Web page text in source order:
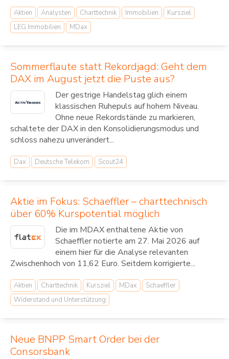
Aktien Analysten Charttechnik Immobilien
Kursziel
LEG Immobilien
MDax
Sommerflaute statt Rekordjagd: Geht dem
DAX im August jetzt die Puste aus?
Der gestrige Handelstag glich einem
klassischen Ruhepuls auf hohem Niveau.
Ohne neue Rekordstände zu markieren,
schaltete der DAX in den Konsolidierungsmodus und
schloss nahezu unverändert...
Dax Deutsche Telekom Scout24
Aktie im Fokus: Schaeffler – charttechnisch
über 60% Kurspotential möglich
Die im MDAX enthaltene Aktie von
Schaeffler notierte am 27. Mai 2026 auf
einem hier für die Analyse relevanten
Zwischenhoch von 11,62 Euro. Seitdem korrigierte...
Aktien Charttechnik Kursziel MDax
Schaeffler
Widerstand und Unterstützung
Neue BNPP Smart Order bei der
Consorsbank